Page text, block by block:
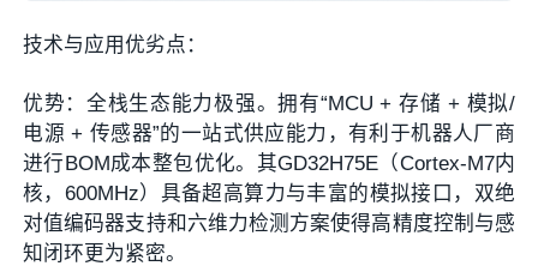
技术与应用优劣点：
优势 ：全栈生态能力极强。拥有“MCU + 存储 + 模拟/
电源 + 传感器”的一站式供应能力，有利于机器人厂商
进行BOM成本整包优化。其GD32H75E（Cortex-M7内
核，600MHz）具备超高算力与丰富的模拟接口，双绝
对值编码器支持和六维力检测方案使得高精度控制与感
知闭环更为紧密。